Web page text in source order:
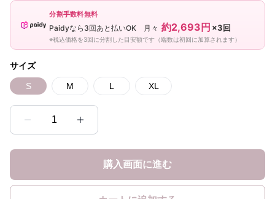
分割手数料無料
Paidyなら3回あと払いOK 月々 約2,693円 ×3回
※税込価格を3回に分割した目安額です（端数は初回に加算されます）
サイズ
S M L XL
1
購入画面に進む